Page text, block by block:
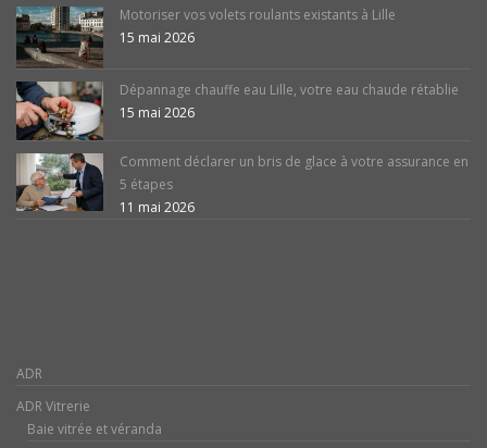
Motoriser vos volets roulants existants à Lille
15 mai 2026
Dépannage chauffe eau Lille, votre eau chaude rétablie
15 mai 2026
Comment déclarer un bris de glace à votre assurance en
5 étapes
11 mai 2026
ADR
ADR Vitrerie
Baie vitrée et véranda